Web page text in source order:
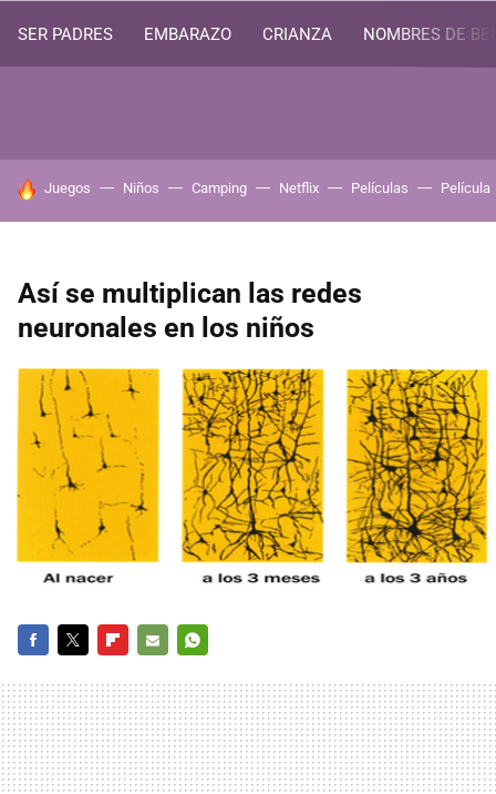
SER PADRES EMBARAZO CRIANZA NOMBRES DE
HOY SE HABLA DE
Juegos Niños Camping Netflix Películas Película
Así se multiplican las redes
neuronales en los niños
MAIL